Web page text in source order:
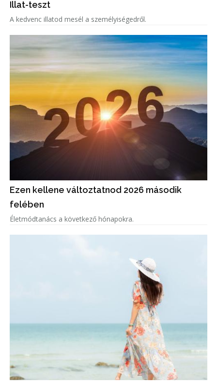
Illat-teszt
A kedvenc illatod mesél a személyiségedről.
Ezen kellene változtatnod 2026 második
felében
Életmódtanács a következő hónapokra.